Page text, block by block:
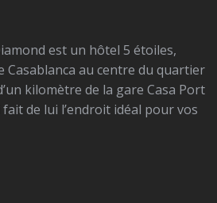
est un hôtel 5 étoiles,
au centre du quartier
kilomètre de la gare Casa Port
de lui l’endroit idéal pour vos